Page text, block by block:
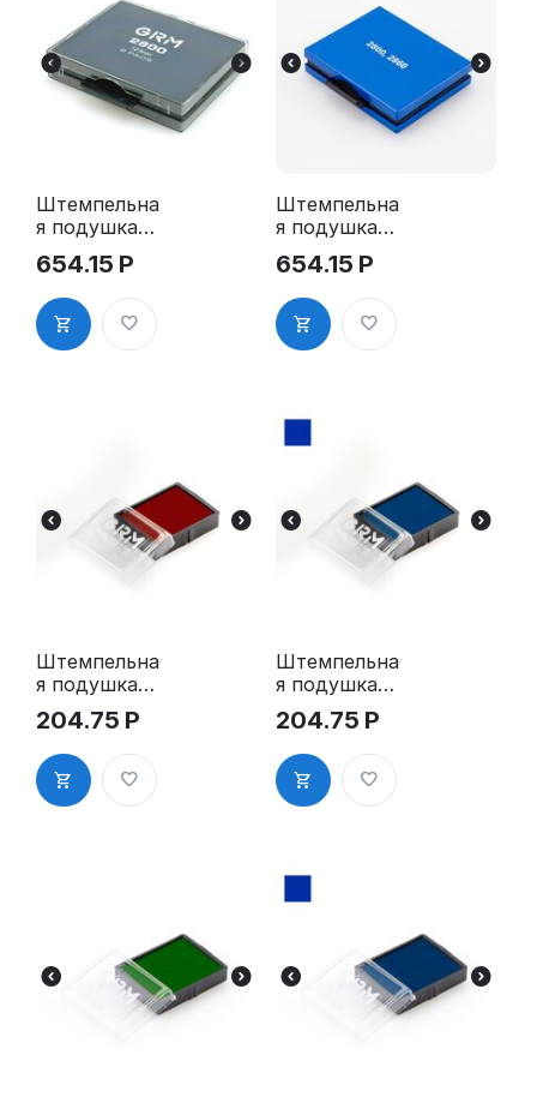
Штемпельна
я подушка
для GRM
2800 2pads,
2860 2pads,
5208 2pads,
5480 2pads,
654.15 Р
Штемпельна
я подушка
для GRM
2800 2pads,
2860 2pads,
5208 2pads,
5480 2pads,
654.15 Р
Штемпельна
я подушка
для GRM
4922 Plus
204.75 Р
Штемпельна
я подушка
для GRM
4922 Plus,
синяя
204.75 Р